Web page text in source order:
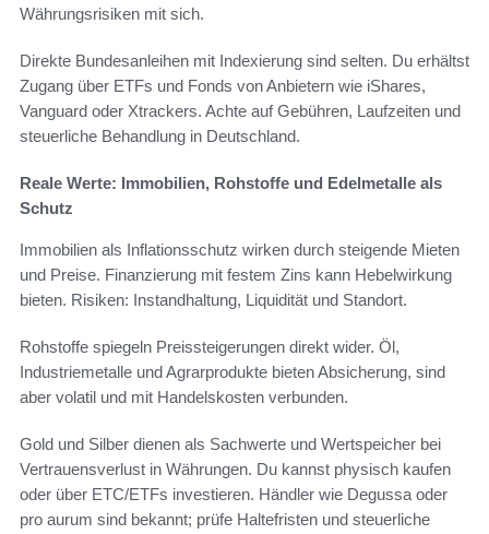
Währungsrisiken mit sich.
Direkte Bundesanleihen mit Indexierung sind selten. Du erhältst
Zugang über ETFs und Fonds von Anbietern wie iShares,
Vanguard oder Xtrackers. Achte auf Gebühren, Laufzeiten und
steuerliche Behandlung in Deutschland.
Reale Werte: Immobilien, Rohstoffe und Edelmetalle als
Schutz
Immobilien als Inflationsschutz wirken durch steigende Mieten
und Preise. Finanzierung mit festem Zins kann Hebelwirkung
bieten. Risiken: Instandhaltung, Liquidität und Standort.
Rohstoffe spiegeln Preissteigerungen direkt wider. Öl,
Industriemetalle und Agrarprodukte bieten Absicherung, sind
aber volatil und mit Handelskosten verbunden.
Gold und Silber dienen als Sachwerte und Wertspeicher bei
Vertrauensverlust in Währungen. Du kannst physisch kaufen
oder über ETC/ETFs investieren. Händler wie Degussa oder
pro aurum sind bekannt; prüfe Haltefristen und steuerliche